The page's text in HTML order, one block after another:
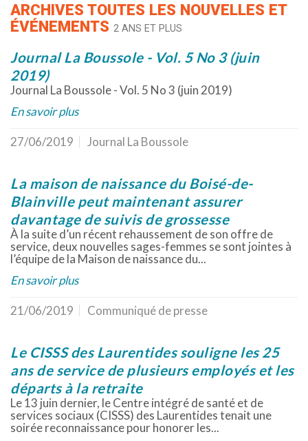
ARCHIVES TOUTES LES NOUVELLES ET
ÉVÉNEMENTS 2 ANS ET PLUS
Journal La Boussole - Vol. 5 No 3 (juin
2019)
Journal La Boussole - Vol. 5 No 3 (juin 2019)
En savoir plus
27/06/2019 Journal La Boussole
La maison de naissance du Boisé-de-
Blainville peut maintenant assurer
davantage de suivis de grossesse
À la suite d’un récent rehaussement de son offre de
service, deux nouvelles sages-femmes se sont jointes à
l’équipe de la Maison de naissance du...
En savoir plus
21/06/2019 Communiqué de presse
Le CISSS des Laurentides souligne les 25
ans de service de plusieurs employés et les
départs à la retraite
Le 13 juin dernier, le Centre intégré de santé et de
services sociaux (CISSS) des Laurentides tenait une
soirée reconnaissance pour honorer les...